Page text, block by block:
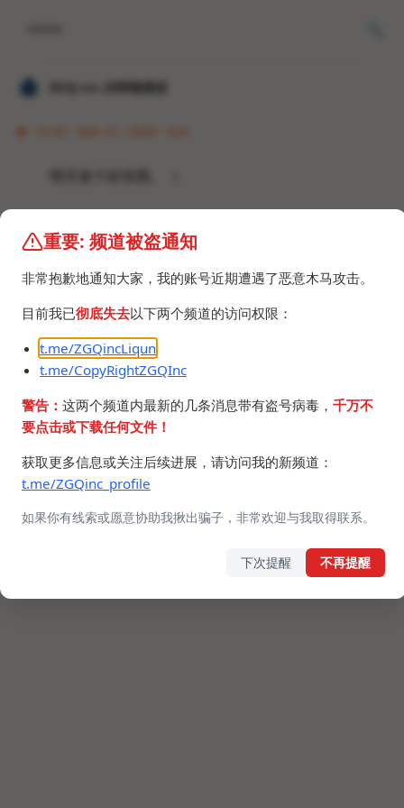
𝐙𝐆𝐐 ɪɴᴄ.的唠嗑频道
重要: 频道被盗通知
非常抱歉地通知大家，我的账号近期遭遇了恶意木马攻击。
目前我已彻底失去以下两个频道的访问权限：
t.me/ZGQincLiqun
t.me/CopyRightZGQInc
警告： 这两个频道内最新的几条消息带有盗号病毒， 千万不
要点击或下载任何文件！
获取更多信息或关注后续进展，请访问我的新频道：
t.me/ZGQinc_profile
如果你有线索或愿意协助我揪出骗子，非常欢迎与我取得联系。
下次提醒 不再提醒